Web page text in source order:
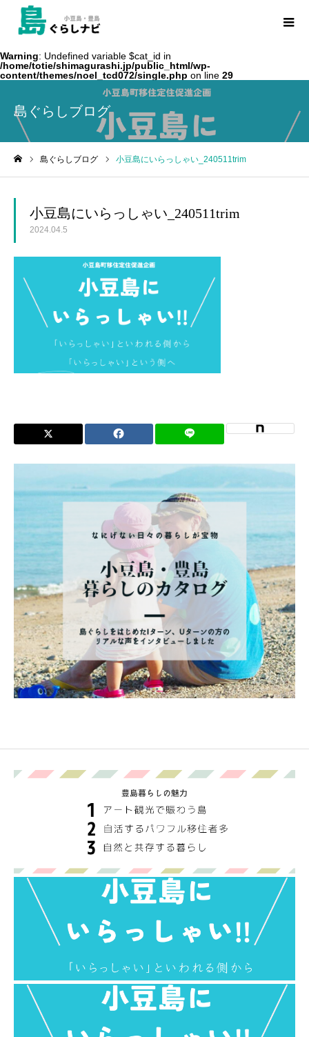
Warning: Undefined variable $cat_id in
/home/totie/shimagurashi.jp/public_html/wp-
content/themes/noel_tcd072/single.php on line 29
島ぐらしブログ
島ぐらしブログ 小豆島にいらっしゃい_240511trim
小豆島にいらっしゃい_240511trim
2024.04.5